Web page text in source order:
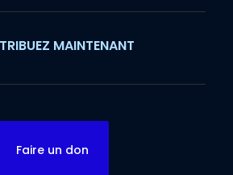
MAINTENANT
Faire un don